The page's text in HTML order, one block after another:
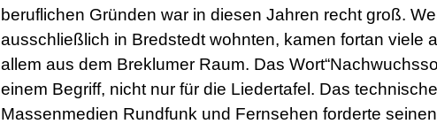
beruflichen Gründen war in diesen Jahren recht groß.
ausschließlich in Bredstedt wohnten, kamen fortan viele
allem aus dem Breklumer Raum. Das
einem Begriff, nicht nur für die Liedertafel. Das
Massenmedien Rundfunk und Fernsehen forderte